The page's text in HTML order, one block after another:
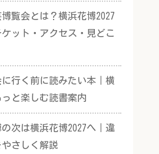
覧会とは？横浜花博2027
ット・アクセス・見どこ
行く前に読みたい本｜横
と楽しむ読書案内
次は横浜花博2027へ｜違
さしく解説